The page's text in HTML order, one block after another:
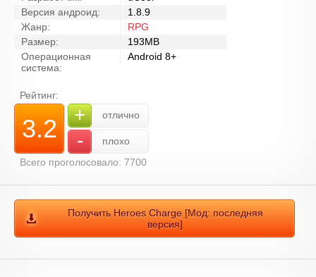
Версия андроид:
1.8.9
Жанр:
RPG
Размер:
193MB
Операционная
система:
Android 8+
Рейтинг:
3.2 + отлично
-
плохо
Всего проголосовало: 7700
Получить Heroes Charge [Мод: последняя
версия]